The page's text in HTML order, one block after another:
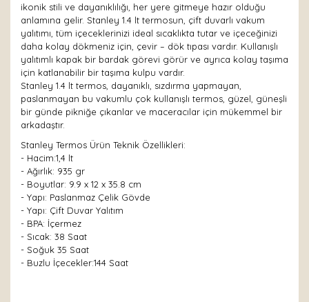
ikonik stili ve dayanıklılığı, her yere gitmeye hazır olduğu
anlamına gelir. Stanley 1.4 lt termosun, çift duvarlı vakum
yalıtımı, tüm içeceklerinizi ideal sıcaklıkta tutar ve içeceğinizi
daha kolay dökmeniz için, çevir – dök tıpası vardır. Kullanışlı
yalıtımlı kapak bir bardak görevi görür ve ayrıca kolay taşıma
için katlanabilir bir taşıma kulpu vardır.
Stanley 1.4 lt termos, dayanıklı, sızdırma yapmayan,
paslanmayan bu vakumlu çok kullanışlı termos, güzel, güneşli
bir günde pikniğe çıkanlar ve maceracılar için mükemmel bir
arkadaştır.
Stanley Termos Ürün Teknik Özellikleri:
- Hacim:1,4 lt
- Ağırlık: 935 gr
- Boyutlar: 9.9 x 12 x 35.8 cm
- Yapı: Paslanmaz Çelik Gövde
- Yapı: Çift Duvar Yalıtım
- BPA: İçermez
- Sıcak: 38 Saat
- Soğuk 35 Saat
- Buzlu İçecekler:144 Saat